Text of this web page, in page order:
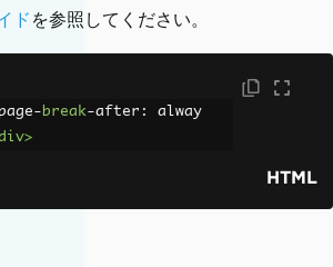
ド を参照してください。
- break-after :
alway
HTML